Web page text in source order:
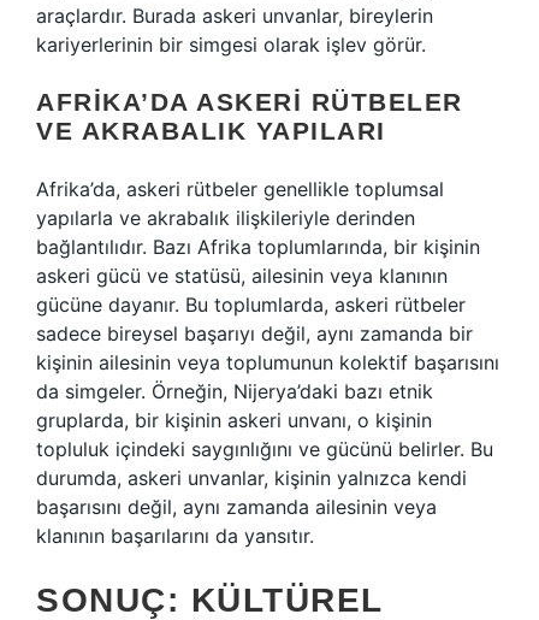
araçlardır. Burada askeri unvanlar, bireylerin
kariyerlerinin bir simgesi olarak işlev görür.
AFRIKA’DA ASKERI RÜTBELER
VE AKRABALIK YAPILARI
Afrika’da, askeri rütbeler genellikle toplumsal
yapılarla ve akrabalık ilişkileriyle derinden
bağlantılıdır. Bazı Afrika toplumlarında, bir kişinin
askeri gücü ve statüsü, ailesinin veya klanının
gücüne dayanır. Bu toplumlarda, askeri rütbeler
sadece bireysel başarıyı değil, aynı zamanda bir
kişinin ailesinin veya toplumunun kolektif başarısını
da simgeler. Örneğin, Nijerya’daki bazı etnik
gruplarda, bir kişinin askeri unvanı, o kişinin
topluluk içindeki saygınlığını ve gücünü belirler. Bu
durumda, askeri unvanlar, kişinin yalnızca kendi
başarısını değil, aynı zamanda ailesinin veya
klanının başarılarını da yansıtır.
SONUÇ: KÜLTÜREL